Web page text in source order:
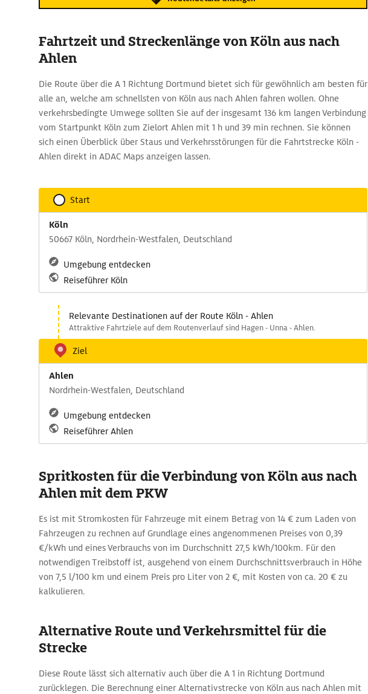
Fahrtzeit und Streckenlänge von Köln aus nach
Ahlen
Die Route über die A 1 Richtung Dortmund bietet sich für gewöhnlich am besten für
alle an, welche am schnellsten von Köln aus nach Ahlen fahren wollen. Ohne
verkehrsbedingte Umwege sollten Sie auf der insgesamt 136 km langen Verbindung
vom Startpunkt Köln zum Zielort Ahlen mit 1 h und 39 min rechnen. Sie können
sich einen Überblick über Staus und Verkehrsstörungen für die Fahrtstrecke Köln -
Ahlen direkt in ADAC Maps anzeigen lassen.
Start
Köln
50667 Köln, Nordrhein-Westfalen, Deutschland
Umgebung entdecken
Reiseführer Köln
Relevante Destinationen auf der Route Köln - Ahlen
Attraktive Fahrtziele auf dem Routenverlauf sind Hagen - Unna - Ahlen.
Ziel
Ahlen
Nordrhein-Westfalen, Deutschland
Umgebung entdecken
Reiseführer Ahlen
Spritkosten für die Verbindung von Köln aus nach
Ahlen mit dem PKW
Es ist mit Stromkosten für Fahrzeuge mit einem Betrag von 14 € zum Laden von
Fahrzeugen zu rechnen auf Grundlage eines angenommenen Preises von 0,39
€/kWh und eines Verbrauchs von im Durchschnitt 27,5 kWh/100km. Für den
notwendigen Treibstoff ist, ausgehend von einem Durchschnittsverbrauch in Höhe
von 7,5 l/100 km und einem Preis pro Liter von 2 €, mit Kosten von ca. 20 € zu
kalkulieren.
Alternative Route und Verkehrsmittel für die
Strecke
Diese Route lässt sich alternativ auch über die A 1 in Richtung Dortmund
zurücklegen. Die Berechnung einer Alternativstrecke von Köln aus nach Ahlen mit